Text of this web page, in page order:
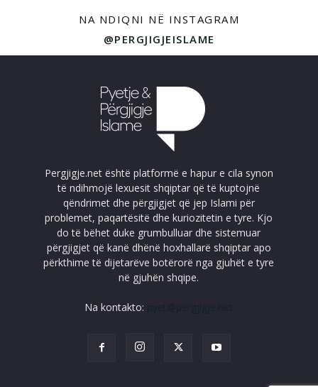
NA NDIQNI NË INSTAGRAM
@PERGJIGJEISLAME
Pergjigje.net është platformë e hapur e cila synon
të ndihmojë lexuesit shqiptar që të kuptojnë
qëndrimet dhe përgjigjet që jep Islami për
problemet, paqartësitë dhe kuriozitetin e tyre. Kjo
do të bëhet duke grumbulluar dhe sistemuar
përgjigjet që kanë dhënë hoxhallarë shqiptar apo
përkthime të dijetarëve botërorë nga gjuhët e tyre
në gjuhën shqipe.
Na kontakto: